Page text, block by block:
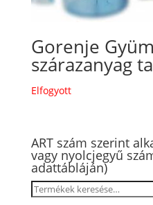
Gorenje
szárazanyag
Elfogyott
ART szám szerint
vagy nyolcjegyű
adattábláján)
Keresés